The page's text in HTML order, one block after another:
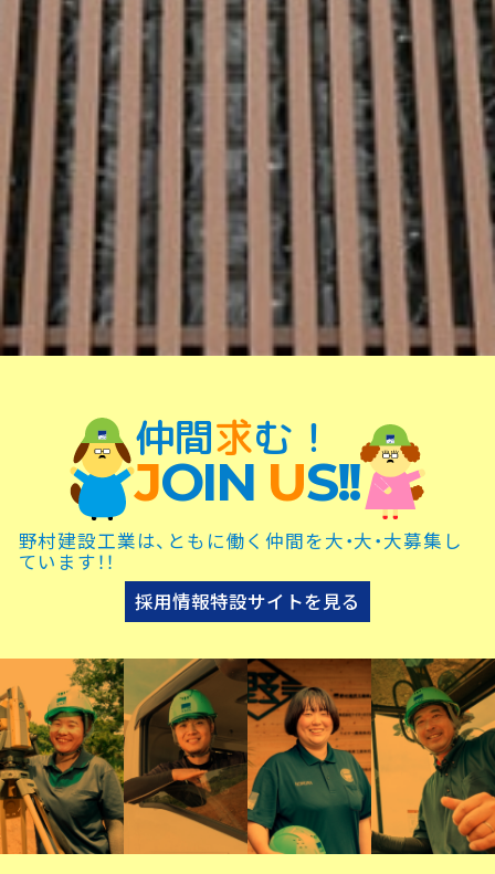
仲間求む！
JOIN US!!
野村建設工業は、ともに働く仲間を大・大・大募集し
ています！！
採用情報特設サイトを見る